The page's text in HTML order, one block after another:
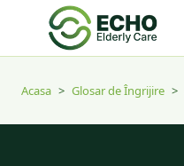
Acasa > Glosar de Îngrijire >